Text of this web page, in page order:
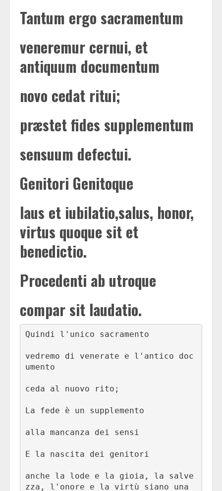
Tantum ergo sacramentum
veneremur cernui, et
antiquum documentum
novo cedat ritui;
præstet fides supplementum
sensuum defectui.
Genitori Genitoque
laus et iubilatio,salus, honor,
virtus quoque sit et
benedictio.
Procedenti ab utroque
compar sit laudatio.
Quindi l'unico sacramento
vedremo di venerate e l'antico doc
umento
ceda al nuovo rito;
La fede è un supplemento
alla mancanza dei sensi
E la nascita dei genitori
anche la lode e la gioia, la salve
zza, l'onore e la virtù siano una